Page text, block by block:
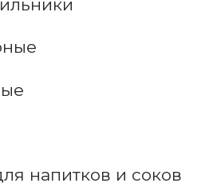
напитков и соков